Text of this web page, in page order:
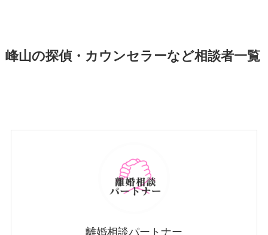
峰山の探偵・カウンセラーなど相談者一覧
離婚相談パートナー